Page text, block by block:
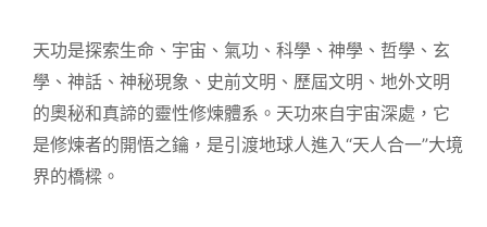
天功是探索生命、宇宙、氣功、科學、神學、哲學、玄
學、神話、神秘現象、史前文明、歷屆文明、地外文明
的奧秘和真諦的靈性修煉體系。天功來自宇宙深處，它
是修煉者的開悟之鑰，是引渡地球人進入“天人合一”大境
界的橋樑。